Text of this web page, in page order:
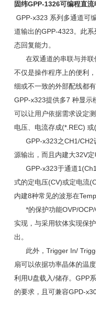
固纬GPP-1326可编程直流
GPP-x323 系列多通道可
道输出的GPP-4323。此
态回复能力。
在双通道的串联与并联
不仅是操作程序上的便利
细或不一致的外部配线都
GPP-x323提供多7 种显示
可以让用户依据需求设定
电压、电流存成(*.REC)
GPP-x323之CH1/CH2
源输出，而且内建大32V
GPP-x323于通道1(Ch1)
式的定电压(CV)或定电流
内建8种常见的波形在
*的保护功能OVP/OCP/
实现，与采用软体实现保
出。
此外，Trigger In/
扇可以依据功率晶体的温
利用U盘载入/储存。GPP
的要求，且可兼容GPD-